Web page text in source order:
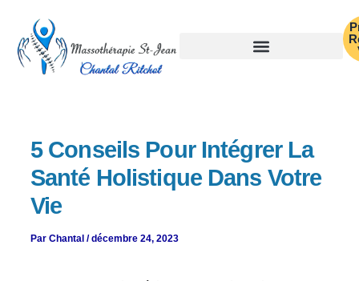
contenu
5 Conseils Pour Intégrer La
Santé Holistique Dans Votre
Vie
Par Chantal /décembre 24, 2023